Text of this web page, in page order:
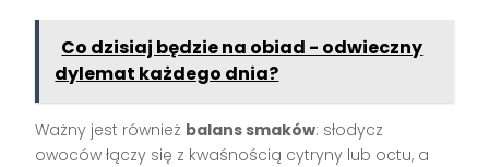
Co dzisiaj będzie na obiad - odwieczny
dylemat każdego dnia?
Ważny jest również balans smaków: słodycz
owoców łączy się z kwaśnością cytryny lub octu, a